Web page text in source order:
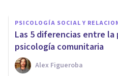
PSICOLOGÍA SOCIAL Y
Las 5 diferencias entre
psicología comunitaria
Alex Figueroba